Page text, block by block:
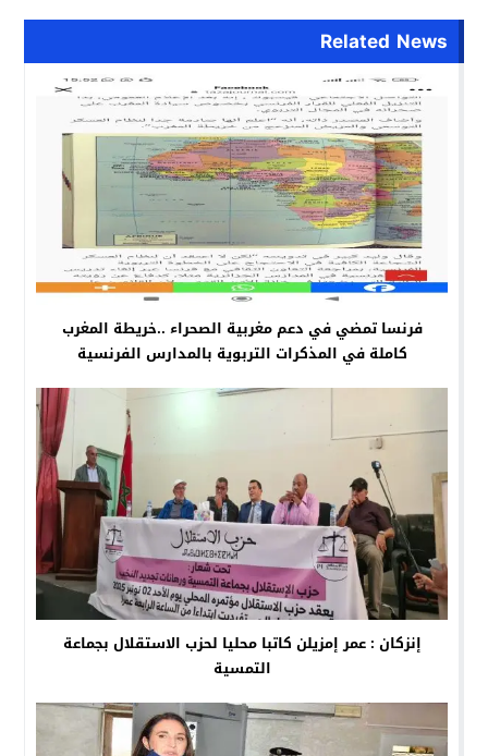
Related News
فرنسا تمضي في دعم مغربية الصحراء ..خريطة المغرب
كاملة في المذكرات التربوية بالمدارس الفرنسية
إنزكان : عمر إمزيلن كاتبا محليا لحزب الاستقلال بجماعة
التمسية